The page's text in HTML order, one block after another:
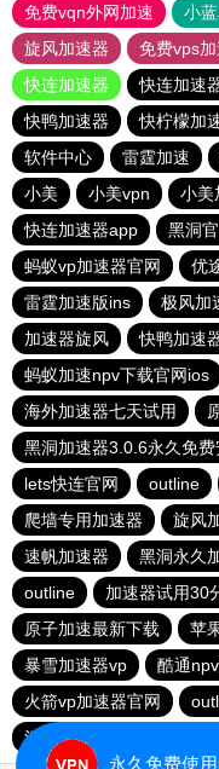
免费vqn外网加速
小
旋风加速器
免费vps
快连加速器
快连加速
快鸭加速器
快柠檬加
软件中心
雷霆加速
小美
小美vpn 小美
快连加速器app
黑洞
蚂蚁vp加速器官网
优
雷霆加速版ins
极风加
加速器旋风
快鸭加速
蚂蚁加速npv下载官网ios
海外加速器七天试用
黑洞加速器3.0.6永久免费
lets快连官网
outline
爬墙专用加速器
旋风
速帆加速器
黑洞永久
outline
加速器试用30
原子加速最新下载
苹
暴雪加速器vp
酷通
火箭vp加速器官网
河马加速
永久免费使